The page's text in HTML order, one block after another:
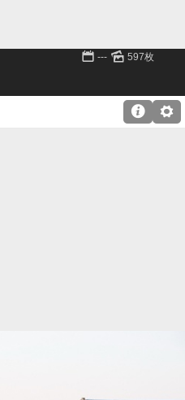
📅 --- 🌄 597枚
⚙
